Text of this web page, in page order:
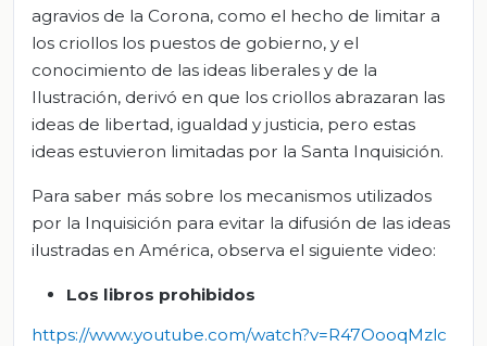
agravios de la Corona, como el hecho de limitar a
los criollos los puestos de gobierno, y el
conocimiento de las ideas liberales y de la
Ilustración, derivó en que los criollos abrazaran las
ideas de libertad, igualdad y justicia, pero estas
ideas estuvieron limitadas por la Santa Inquisición.
Para saber más sobre los mecanismos utilizados
por la Inquisición para evitar la difusión de las ideas
ilustradas en América, observa el siguiente video:
Los libros prohibidos
https://www.youtube.com/watch?v=R47OooqMzlc